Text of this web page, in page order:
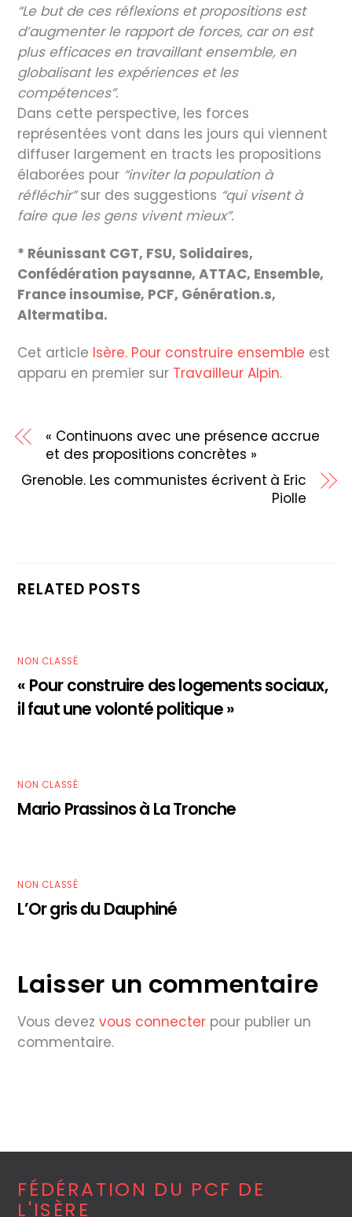
“Le but de ces réflexions et propositions est
d’augmenter le rapport de forces, car on est
plus efficaces en travaillant ensemble, en
globalisant les expériences et les
compétences”.
Dans cette perspective, les forces
représentées vont dans les jours qui viennent
diffuser largement en tracts les propositions
élaborées pour “inviter la population à
réfléchir”sur des suggestions “qui visent à
faire que les gens vivent mieux”.
* Réunissant CGT, FSU, Solidaires,
Confédération paysanne, ATTAC, Ensemble,
France insoumise, PCF, Génération.s,
Altermatiba.
Cet article Isère. Pour construire ensemble est
apparu en premier sur Travailleur Alpin.
« Continuons avec une présence accrue
et des propositions concrètes »
Grenoble. Les communistes écrivent à Eric
Piolle
RELATED POSTS
NON CLASSÉ
« Pour construire des logements sociaux,
il faut une volonté politique »
NON CLASSÉ
Mario Prassinos à La Tronche
NON CLASSÉ
L’Or gris du Dauphiné
Laisser un commentaire
Vous devezvous connecter pour publier un
commentaire.
FÉDÉRATION DU PCF DE
L'ISÈRE